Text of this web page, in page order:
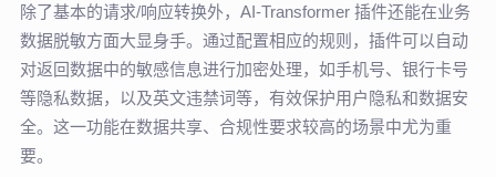
除了基本的请求/响应转换外，AI-Transformer 插件还能在业务
数据脱敏方面大显身手。通过配置相应的规则，插件可以自动
对返回数据中的敏感信息进行加密处理，如手机号、银行卡号
等隐私数据，以及英文违禁词等，有效保护用户隐私和数据安
全。这一功能在数据共享、合规性要求较高的场景中尤为重
要。